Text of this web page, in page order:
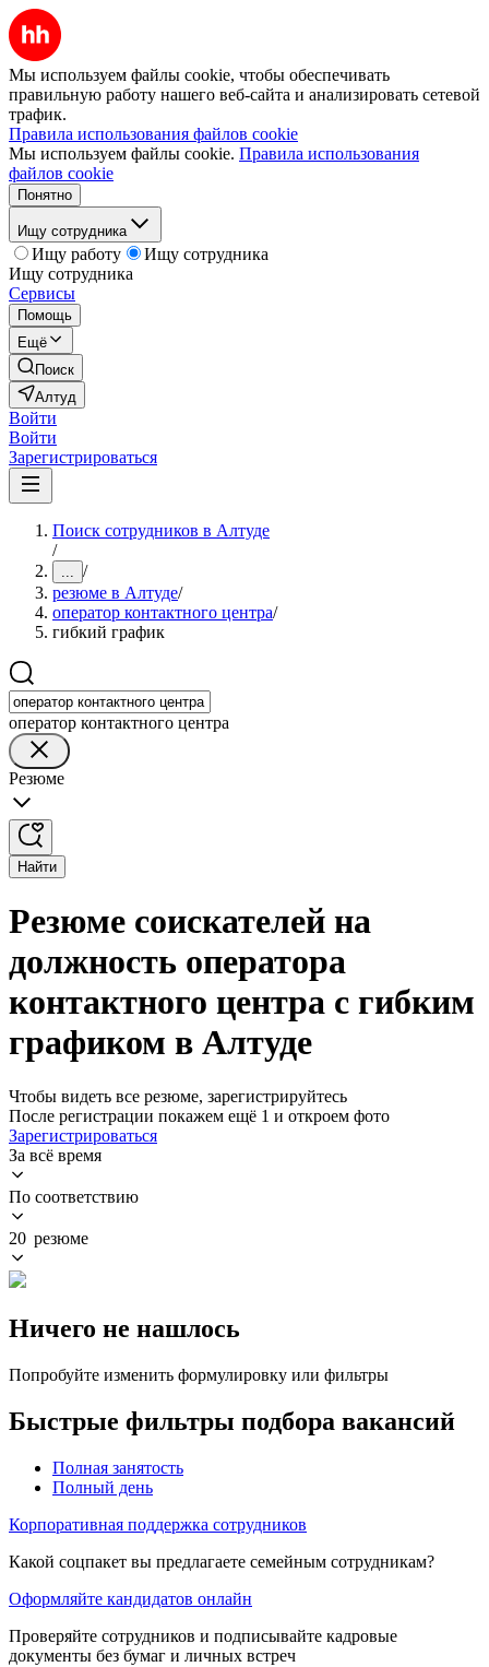
Мы используем файлы cookie, чтобы обеспечивать
правильную работу нашего веб-сайта и анализировать сетевой
трафик.
Правила использования файлов cookie
Мы используем файлы cookie. Правила использования
файлов cookie
Понятно
Ищу сотрудника
Ищу работу
Ищу сотрудника
Ищу сотрудника
Сервисы
Помощь
Ещё
Поиск
Алтуд
Войти
Войти
Зарегистрироваться
Поиск сотрудников в Алтуде
/
... /
резюме в Алтуде/
оператор контактного центра/
гибкий график
оператор контактного центра
Резюме
Найти
Резюме соискателей на
должность оператора
контактного центра с гибким
графиком в Алтуде
Чтобы видеть все резюме, зарегистрируйтесь
После регистрации покажем ещё 1 и откроем фото
Зарегистрироваться
За всё время
По соответствию
20 резюме
Ничего не нашлось
Попробуйте изменить формулировку или фильтры
Быстрые фильтры подбора вакансий
Полная занятость
Полный день
Корпоративная поддержка сотрудников
Какой соцпакет вы предлагаете семейным сотрудникам?
Оформляйте кандидатов онлайн
Проверяйте сотрудников и подписывайте кадровые
документы без бумаг и личных встреч